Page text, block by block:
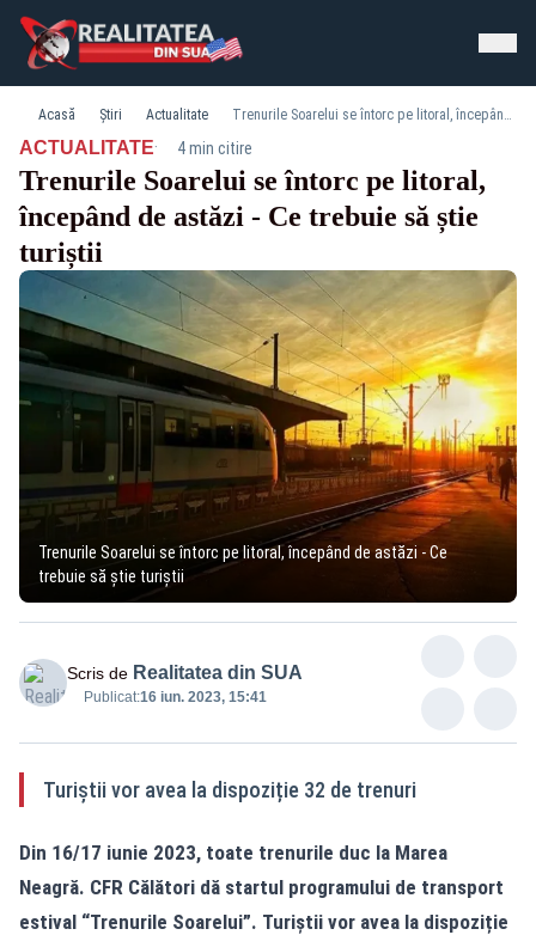
Acasă Știri Actualitate Trenurile Soarelui se întorc pe litoral, începând de astăzi - Ce trebuie să știe turiștii
ACTUALITATE· 4 min citire
Trenurile Soarelui se întorc pe litoral,
începând de astăzi - Ce trebuie să știe
turiștii
Trenurile Soarelui se întorc pe litoral, începând de astăzi - Ce
trebuie să știe turiștii
Scris de Realitatea din SUA
Publicat:16 iun. 2023, 15:41
Turiștii vor avea la dispoziție 32 de trenuri
Din 16/17 iunie 2023, toate trenurile duc la Marea
Neagră. CFR Călători dă startul programului de transport
estival “Trenurile Soarelui”. Turiștii vor avea la dispoziție